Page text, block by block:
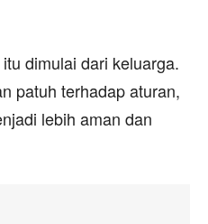
dimulai dari keluarga.
patuh terhadap aturan,
lebih aman dan